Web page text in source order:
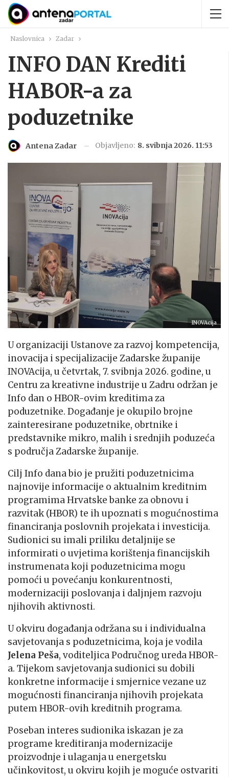
Naslovnica Zadar
INFO DAN Krediti
HABOR-a za
poduzetnike
Antena Zadar Objavljeno: 8. svibnja 2026. 11:53
INOVAcija
U organizaciji Ustanove za razvoj kompetencija,
inovacija i specijalizacije Zadarske županije
INOVAcija, u četvrtak, 7. svibnja 2026. godine, u
Centru za kreativne industrije u Zadru održan je
Info dan o HBOR-ovim kreditima za
poduzetnike. Događanje je okupilo brojne
zainteresirane poduzetnike, obrtnike i
predstavnike mikro, malih i srednjih poduzeća
s područja Zadarske županije.
Cilj Info dana bio je pružiti poduzetnicima
najnovije informacije o aktualnim kreditnim
programima Hrvatske banke za obnovu i
razvitak (HBOR) te ih upoznati s mogućnostima
financiranja poslovnih projekata i investicija.
Sudionici su imali priliku detaljnije se
informirati o uvjetima korištenja financijskih
instrumenata koji poduzetnicima mogu
pomoći u povećanju konkurentnosti,
modernizaciji poslovanja i daljnjem razvoju
njihovih aktivnosti.
U okviru događanja održana su i individualna
savjetovanja s poduzetnicima, koja je vodila
Jelena Peša, voditeljica Područnog ureda HBOR-
a. Tijekom savjetovanja sudionici su dobili
konkretne informacije i smjernice vezane uz
mogućnosti financiranja njihovih projekata
putem HBOR-ovih kreditnih programa.
Poseban interes sudionika iskazan je za
programe kreditiranja modernizacije
proizvodnje i ulaganja u energetsku
učinkovitost, u okviru kojih je moguće ostvariti